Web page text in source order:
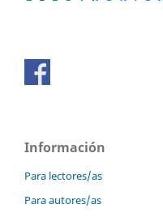
Información
Para lectores/as
Para autores/as